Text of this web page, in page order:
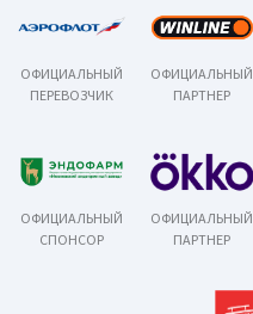
ОФИЦИАЛЬНЫЙ
ПЕРЕВОЗЧИК
ОФИЦИАЛЬНЫЙ
ПАРТНЕР
ОФИЦИАЛЬНЫЙ
СПОНСОР
ОФИЦИАЛЬНЫЙ
ПАРТНЕР